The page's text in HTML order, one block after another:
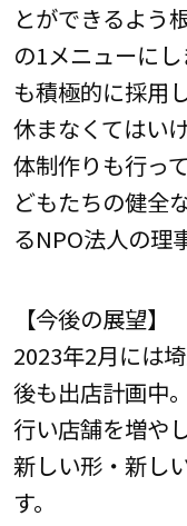
とができるよう
の1メニューに
も積極的に採用
休まなくてはい
体制作りも行っ
どもたちの健全
るNPO法人の理
【今後の展望】
2023年2月には
後も出店計画中
行い店舗を増や
新しい形・新し
す。